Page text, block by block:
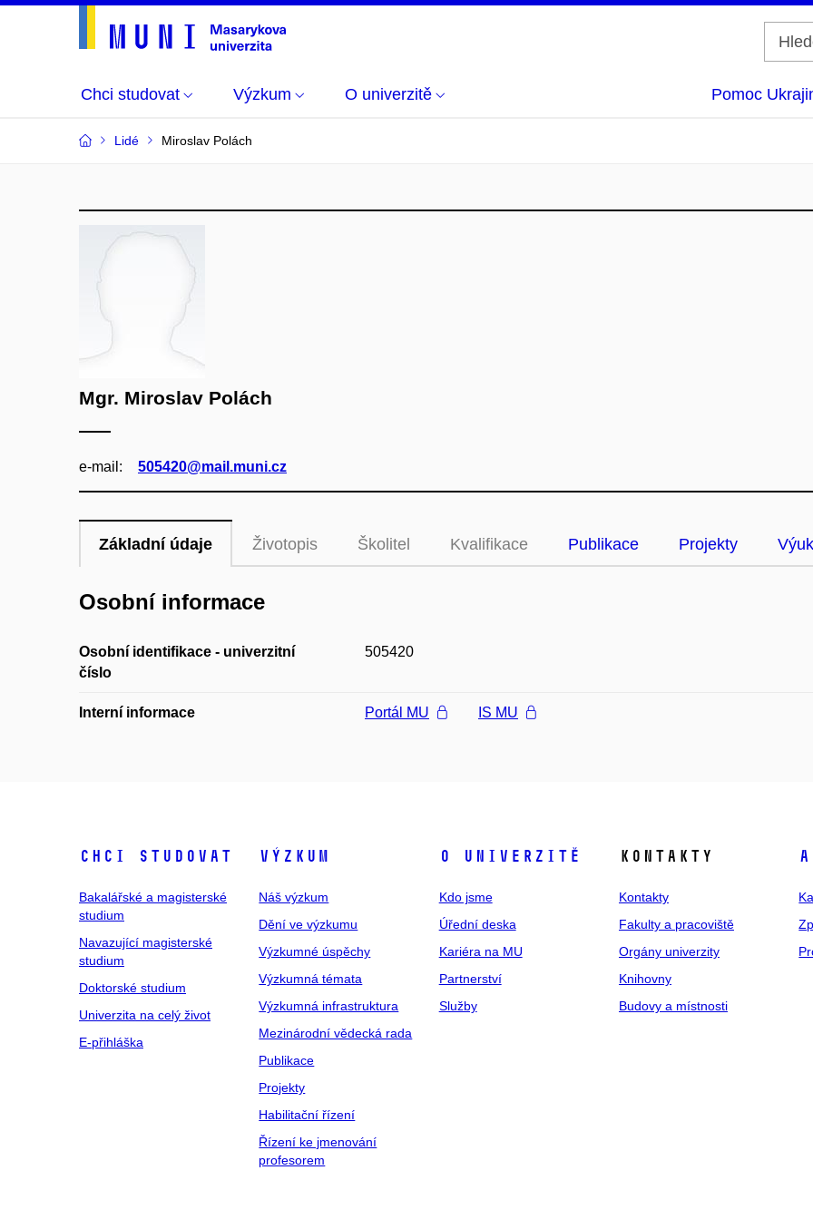
Chci studovat Výzkum O univerzitě Pomoc
Lidé Miroslav Polách
Mgr. Miroslav Polách
e‑mail: 505420@mail.muni.cz
Základní údaje Životopis Školitel Kvalifikace Publikace Projekty
Osobní informace
Osobní identifikace - univerzitní
číslo
505420
Interní informace Portál MU IS MU
Chci studovat
Bakalářské a magisterské
studium
Navazující magisterské
studium
Doktorské studium
Univerzita na celý život
E-přihláška
Výzkum
Náš výzkum
Dění ve výzkumu
Výzkumné úspěchy
Výzkumná témata
Výzkumná infrastruktura
Mezinárodní vědecká rada
Publikace
Projekty
Habilitační řízení
Řízení ke jmenování
profesorem
O univerzitě
Kdo jsme
Úřední deska
Kariéra na MU
Partnerství
Služby
Kontakty
Kontakty
Fakulty a pracoviště
Orgány univerzity
Knihovny
Budovy a místnosti